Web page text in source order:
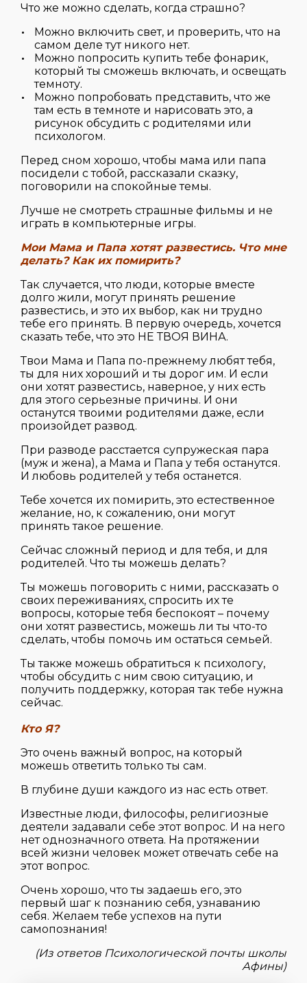
Что же можно сделать, когда страшно?
Можно включить свет, и проверить, что на
самом деле тут никого нет.
Можно попросить купить тебе фонарик,
который ты сможешь включать, и освещать
темноту.
Можно попробовать представить, что же
там есть в темноте и нарисовать это, а
рисунок обсудить с родителями или
психологом.
Перед сном хорошо, чтобы мама или папа
посидели с тобой, рассказали сказку,
поговорили на спокойные темы.
Лучше не смотреть страшные фильмы и не
играть в компьютерные игры.
Мои Мама и Папа хотят развестись. Что мне
делать? Как их помирить?
Так случается, что люди, которые вместе
долго жили, могут принять решение
развестись, и это их выбор, как ни трудно
тебе его принять. В первую очередь, хочется
сказать тебе, что это НЕ ТВОЯ ВИНА.
Твои Мама и Папа по-прежнему любят тебя,
ты для них хороший и ты дорог им. И если
они хотят развестись, наверное, у них есть
для этого серьезные причины. И они
останутся твоими родителями даже, если
произойдет развод.
При разводе расстается супружеская пара
(муж и жена), а Мама и Папа у тебя останутся.
И любовь родителей у тебя останется.
Тебе хочется их помирить, это естественное
желание, но, к сожалению, они могут
принять такое решение.
Сейчас сложный период и для тебя, и для
родителей. Что ты можешь делать?
Ты можешь поговорить с ними, рассказать о
своих переживаниях, спросить их те
вопросы, которые тебя беспокоят – почему
они хотят развестись, можешь ли ты что-то
сделать, чтобы помочь им остаться семьей.
Ты также можешь обратиться к психологу,
чтобы обсудить с ним свою ситуацию, и
получить поддержку, которая так тебе нужна
сейчас.
Кто Я?
Это очень важный вопрос, на который
можешь ответить только ты сам.
В глубине души каждого из нас есть ответ.
Известные люди, философы, религиозные
деятели задавали себе этот вопрос. И на него
нет однозначного ответа. На протяжении
всей жизни человек может отвечать себе на
этот вопрос.
Очень хорошо, что ты задаешь его, это
первый шаг к познанию себя, узнаванию
себя. Желаем тебе успехов на пути
самопознания!
(Из ответов Психологической почты школы
Афины)